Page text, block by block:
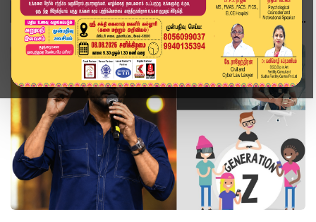
SARATHKUMAR